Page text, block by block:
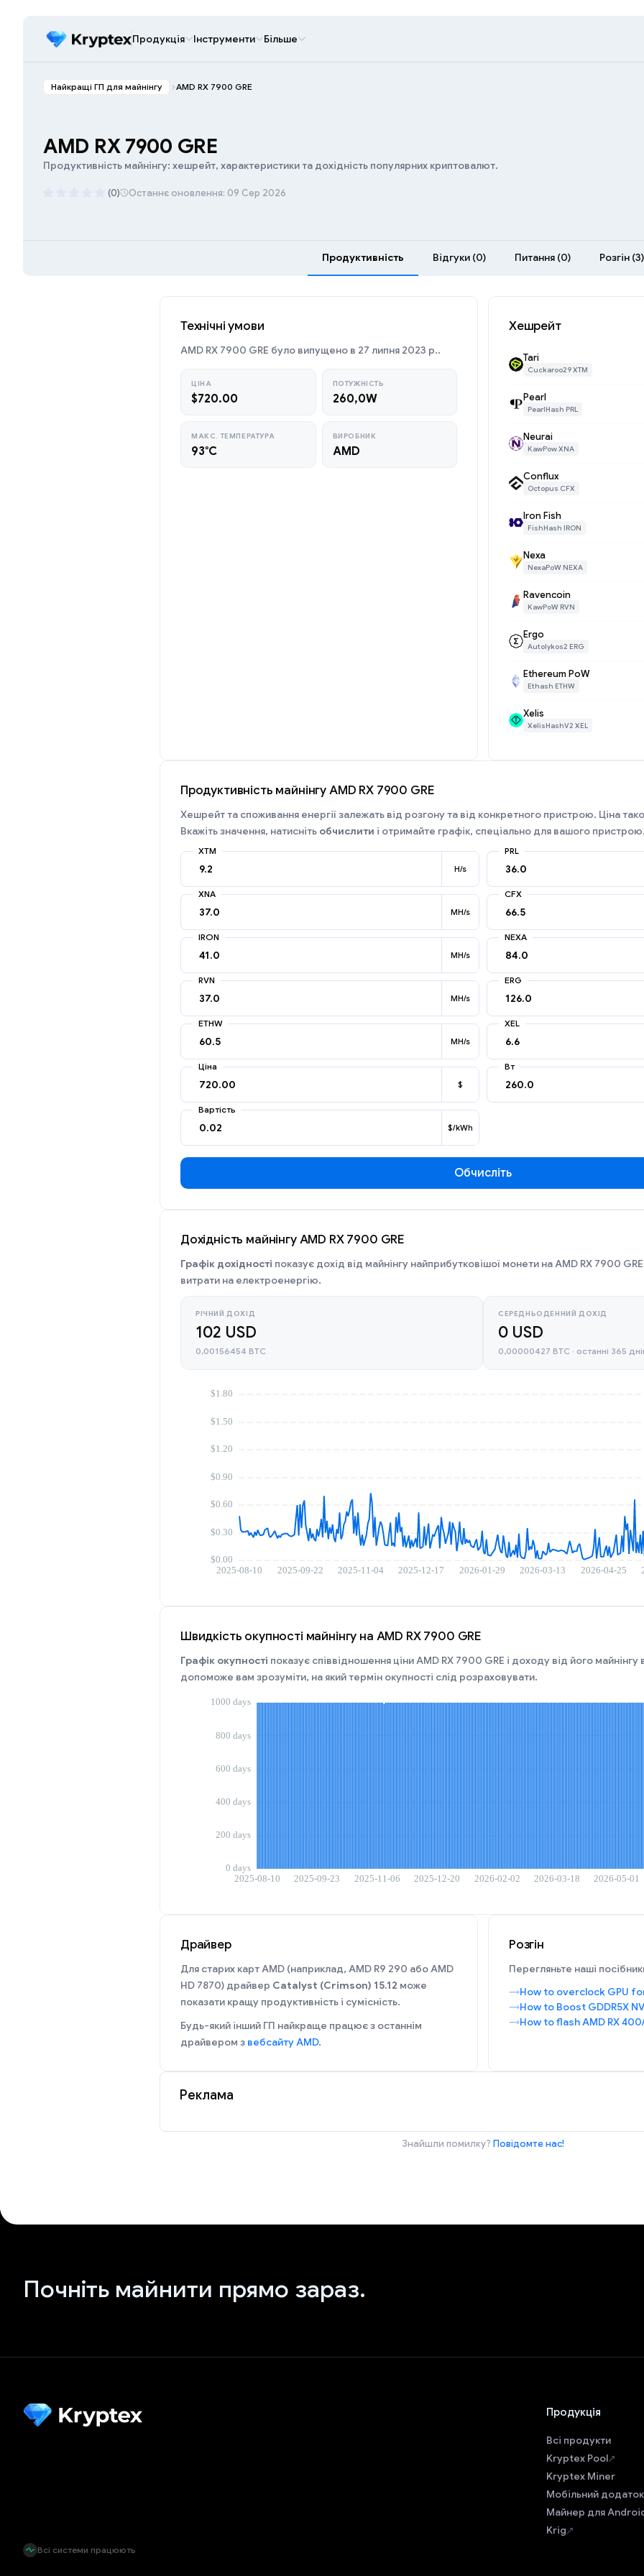
Продукція Інструменти Більше
Найкращі ГП для майнінгу AMD RX 7900 GRE
AMD RX 7900 GRE
Продуктивність майнінгу: хешрейт, характеристики та дохідність популярних криптовалют.
(0) Останнє оновлення: 09 Сер 2026
Продуктивність Відгуки (0) Питання (0) Розгін (3)
Технічні умови
AMD RX 7900 GRE було випущено в 27 липня 2023 р..
ЦІНА
$720.00
ПОТУЖНІСТЬ
260,0W
МАКС. ТЕМПЕРАТУРА
93°C
ВИРОБНИК
AMD
Хешрейт
Tari
Cuckaroo29 XTM
Pearl
PearlHash PRL
Neurai
KawPow XNA
Conflux
Octopus CFX
Iron Fish
FishHash IRON
Nexa
NexaPoW NEXA
Ravencoin
KawPoW RVN
Ergo
Autolykos2 ERG
Ethereum PoW
Ethash ETHW
Xelis
XelisHashV2 XEL
Продуктивність майнінгу AMD RX 7900 GRE
Хешрейт та споживання енергії залежать від розгону та від конкретного пристрою. Ціна
Вкажіть значення, натисніть обчислити і отримайте графік, спеціально для вашого
XTM
H/s
PRL
XNA
MH/s
CFX
IRON
MH/s
NEXA
RVN
MH/s
ERG
ETHW
MH/s
XEL
Ціна
$
Вт
Вартість
$/kWh
Обчисліть
Дохідність майнінгу AMD RX 7900 GRE
Графік дохідності показує дохід від майнінгу найприбутковішої монети на AMD RX 7900
витрати на електроенергію.
РІЧНИЙ ДОХІД
102 USD
0,00156454 BTC
СЕРЕДНЬОДЕННИЙ ДОХІД
0 USD
0,00000427 BTC · останні 365
Швидкість окупності майнінгу на AMD RX 7900 GRE
Графік окупності показує співвідношення ціни AMD RX 7900 GRE і доходу від його майнінгу
допоможе вам зрозуміти, на який термін окупності слід розраховувати.
Драйвер
Для старих карт AMD (наприклад, AMD R9 290 або AMD
HD 7870) драйвер Catalyst (Crimson) 15.12 може
показати кращу продуктивність і сумісність.
Будь-який інший ГП найкраще працює з останнім
драйвером з вебсайту AMD.
Розгін
Перегляньте наші
How to overclock GPU
How to Boost GDDR5X
How to flash AMD RX
Реклама
Знайшли помилку? Повідомте нас!
Почніть майнити прямо зараз.
Всі системи працюють
Продукція
Всі продукти
Kryptex Pool
Kryptex Miner
Мобільний додаток
Майнер для
Krig